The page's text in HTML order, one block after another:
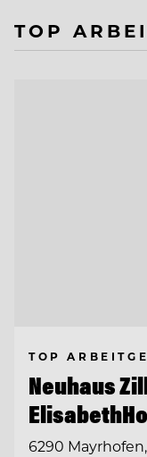
TOP
TOP
Neuhaus
6290